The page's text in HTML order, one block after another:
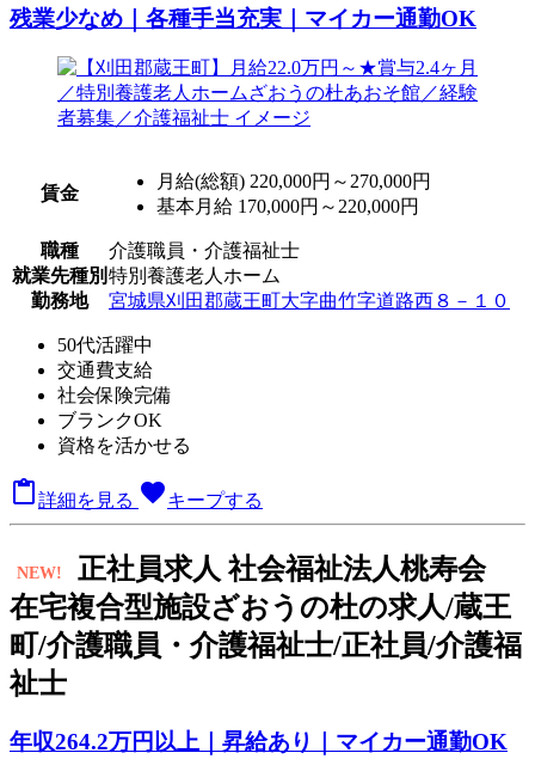
残業少なめ｜各種手当充実｜マイカー通勤OK
賃金
月給(総額) 220,000円～270,000円
基本月給 170,000円～220,000円
職種
介護職員・介護福祉士
就業先種別 特別養護老人ホーム
勤務地
宮城県刈田郡蔵王町大字曲竹字道路西８－１０
50代活躍中
交通費支給
社会保険完備
ブランクOK
資格を活かせる
 詳細を見る favoriteキープする
NEW! 正社員求人 社会福祉法人桃寿会
在宅複合型施設ざおうの杜の求人/蔵王
町/介護職員・介護福祉士/正社員/介護福
祉士
年収264.2万円以上｜昇給あり｜マイカー通勤OK